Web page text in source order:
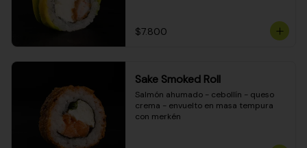
$7.800
Sake Smoked Roll
Salmón ahumado - cebollín - queso
crema - envuelto en masa tempura
con merkén